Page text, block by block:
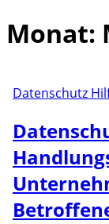
Monat:
Datenschutz